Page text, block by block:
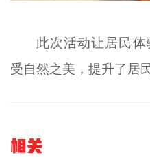
此次活动让居民
受自然之美，提升了居
相关